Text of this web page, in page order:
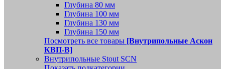
Глубина 80 мм
Глубина 100 мм
Глубина 130 мм
Глубина 150 мм
Посмотреть все товары [Внутрипольные Аскон
КВП-В]
Внутрипольные Stout SCN